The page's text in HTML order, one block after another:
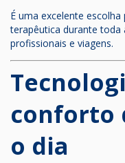
É uma excelente
terapêutica durante toda
profissionais e viagens.
conforto
o dia